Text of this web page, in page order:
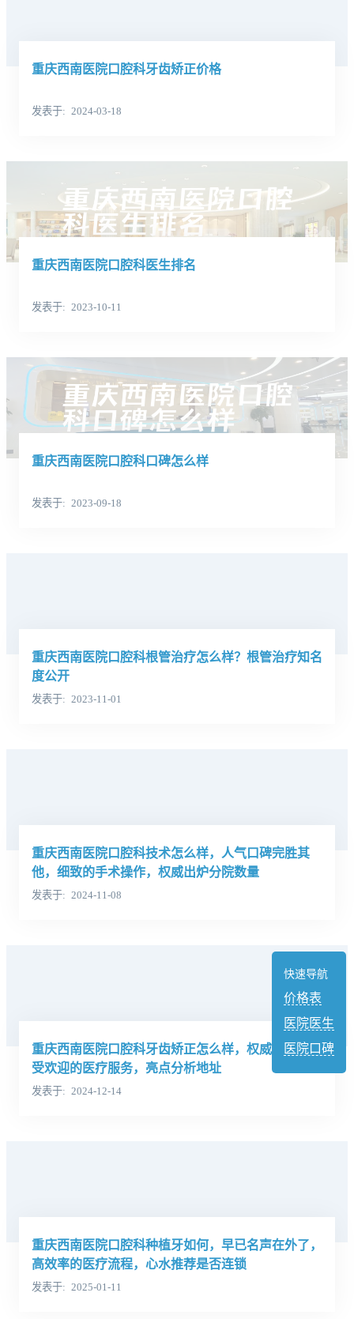
快速导航
价格表
医院医生
医院口碑
重庆西南医院口腔科牙齿矫正价格
发表于 2024-03-18
重庆西南医院口腔科医生排名
发表于 2023-10-11
重庆西南医院口腔科口碑怎么样
发表于 2023-09-18
重庆西南医院口腔科根管治疗怎么样？根管治疗知名
度公开
发表于 2023-11-01
重庆西南医院口腔科技术怎么样，人气口碑完胜其
他，细致的手术操作，权威出炉分院数量
发表于 2024-11-08
重庆西南医院口腔科牙齿矫正怎么样，权威有实力，
受欢迎的医疗服务，亮点分析地址
发表于 2024-12-14
重庆西南医院口腔科种植牙如何，早已名声在外了，
高效率的医疗流程，心水推荐是否连锁
发表于 2025-01-11